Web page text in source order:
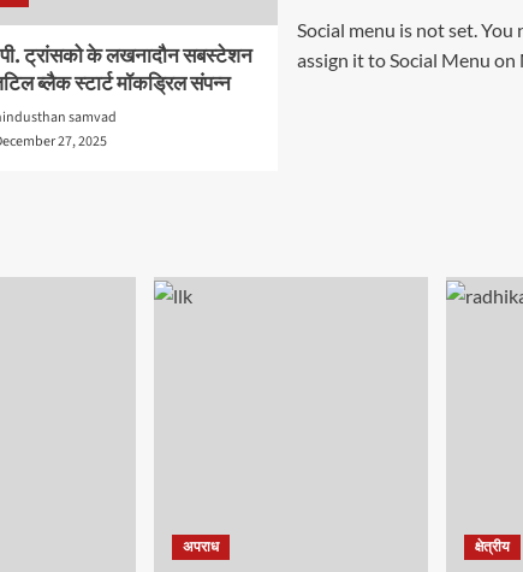
ट्रांसको के लखनादौन सबस्टेशन
ब्लैक स्टार्ट मॉकड्रिल संपन्न
samvad
27, 2025
Social menu is not set. You
assign it to Social Menu on
अपराध क्षेत्रीय